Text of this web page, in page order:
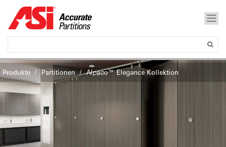
Produkte Partitionen Alpaco™ Elegance Kollektion